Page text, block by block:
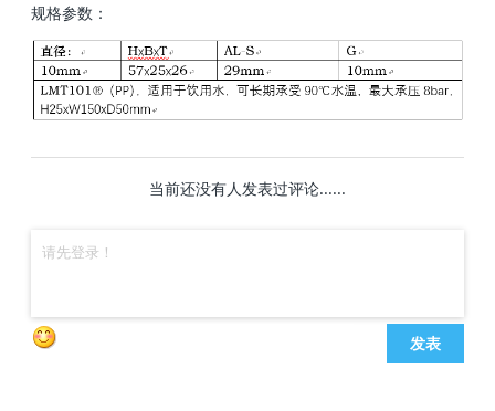
规格参数：
当前还没有人发表过评论......
发表